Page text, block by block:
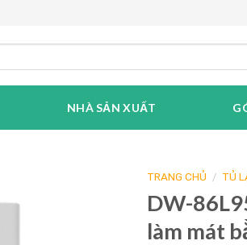
NHÀ SẢN XUẤT
TRANG CHỦ / TỦ
DW-
làm mát